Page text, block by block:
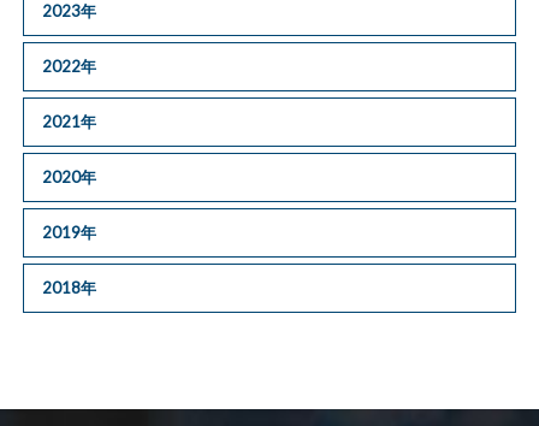
2023年
2022年
2021年
2020年
2019年
2018年